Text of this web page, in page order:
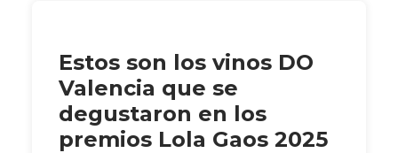
Estos son los vinos DO
Valencia que se
degustaron en los
premios Lola Gaos 2025